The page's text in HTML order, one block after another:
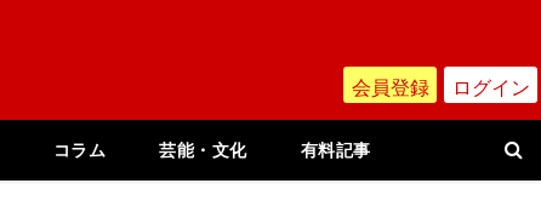
会員登録 ログイン
コラム 芸能・文化 有料記事